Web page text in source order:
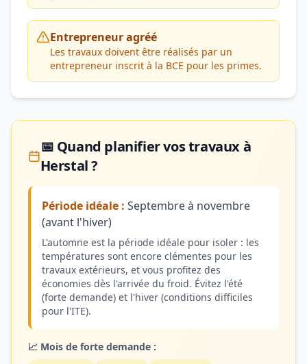
Entrepreneur agréé
Les travaux doivent être réalisés par un
entrepreneur inscrit à la BCE pour les primes.
📅 Quand planifier vos travaux à
Herstal ?
Période idéale : Septembre à novembre
(avant l'hiver)
L'automne est la période idéale pour isoler : les
températures sont encore clémentes pour les
travaux extérieurs, et vous profitez des
économies dès l'arrivée du froid. Évitez l'été
(forte demande) et l'hiver (conditions difficiles
pour l'ITE).
📈 Mois de forte demande :